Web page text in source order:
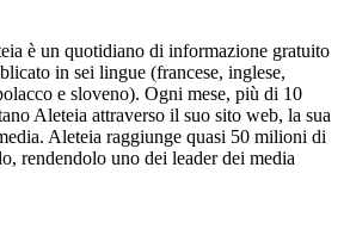
è un quotidiano di informazione gratuito
in sei lingue (francese, inglese,
e sloveno). Ogni mese, più di 10
Aleteia attraverso il suo sito web, la sua
Aleteia raggiunge quasi 50 milioni di
rendendolo uno dei leader dei media